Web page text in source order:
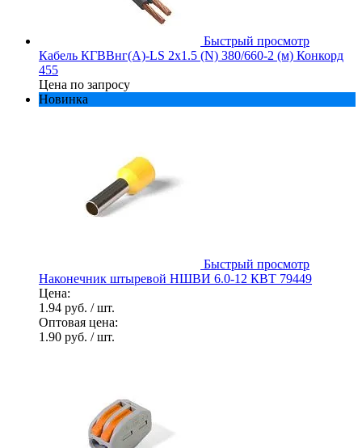
Быстрый просмотр
Кабель КГВВнг(А)-LS 2х1.5 (N) 380/660-2 (м) Конкорд
455
Цена по запросу
Новинка
Быстрый просмотр
Наконечник штыревой НШВИ 6.0-12 КВТ 79449
Цена:
1.94 руб. / шт.
Оптовая цена:
1.90 руб. / шт.